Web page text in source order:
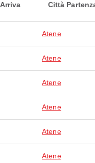
Arriva Città
Atene
Atene
Atene
Atene
Atene
Atene